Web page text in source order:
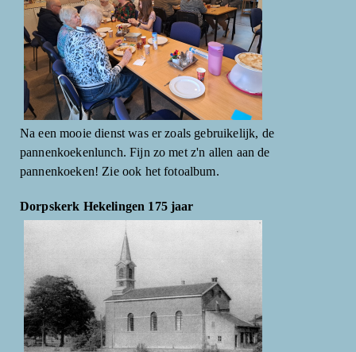
Na een mooie dienst was er zoals gebruikelijk, de
pannenkoekenlunch. Fijn zo met z'n allen aan de
pannenkoeken! Zie ook het fotoalbum.
Dorpskerk Hekelingen 175 jaar